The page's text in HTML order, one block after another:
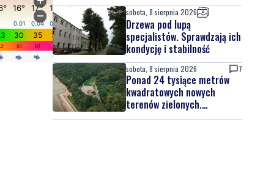
sobota, 8 sierpnia 2026
Drzewa pod lupą
specjalistów. Sprawdzają ich
kondycję i stabilność
sobota, 8 sierpnia 2026 7
Ponad 24 tysiące metrów
kwadratowych nowych
terenów zielonych.
Powstanie nowa przestrzeń